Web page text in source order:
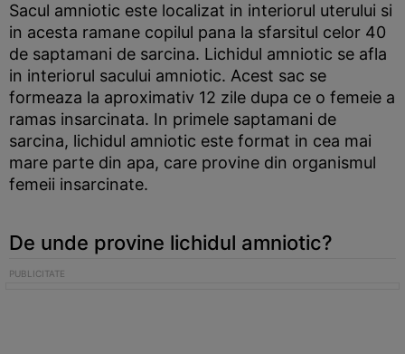
Sacul amniotic este localizat in interiorul uterului si
in acesta ramane copilul pana la sfarsitul celor 40
de saptamani de sarcina. Lichidul amniotic se afla
in interiorul sacului amniotic. Acest sac se
formeaza la aproximativ 12 zile dupa ce o femeie a
ramas insarcinata. In primele saptamani de
sarcina, lichidul amniotic este format in cea mai
mare parte din apa, care provine din organismul
femeii insarcinate.
De unde provine lichidul amniotic?